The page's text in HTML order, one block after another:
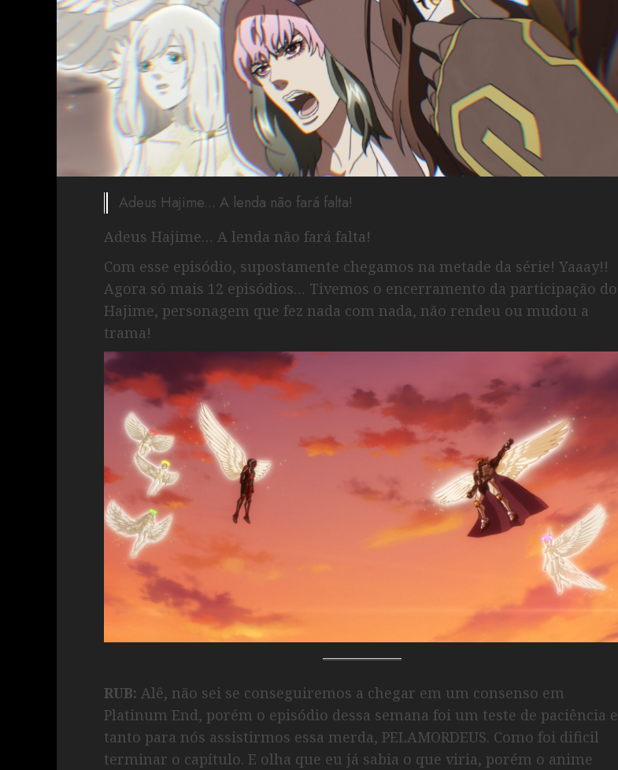
Adeus Hajime... A lenda não fará falta!
Adeus Hajime… A lenda não fará falta!
Com esse episódio, supostamente chegamos na metade da série! Yaaay!!
Agora só mais 12 episódios… Tivemos o encerramento da participação do
Hajime, personagem que fez nada com nada, não rendeu ou mudou a
trama!
RUB: Alê, não sei se conseguiremos a chegar em um consenso em
Platinum End, porém o episódio dessa semana foi um teste de paciência e
tanto para nós assistirmos essa merda, PELAMORDEUS. Como foi dificil
terminar o capítulo. E olha que eu já sabia o que viria, porém o anime